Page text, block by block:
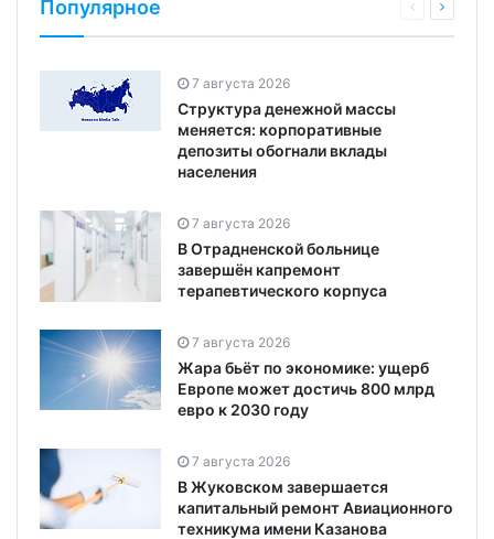
Популярное
7 августа 2026
Структура денежной массы
меняется: корпоративные
депозиты обогнали вклады
населения
7 августа 2026
В Отрадненской больнице
завершён капремонт
терапевтического корпуса
7 августа 2026
Жара бьёт по экономике: ущерб
Европе может достичь 800 млрд
евро к 2030 году
7 августа 2026
В Жуковском завершается
капитальный ремонт Авиационного
техникума имени Казанова